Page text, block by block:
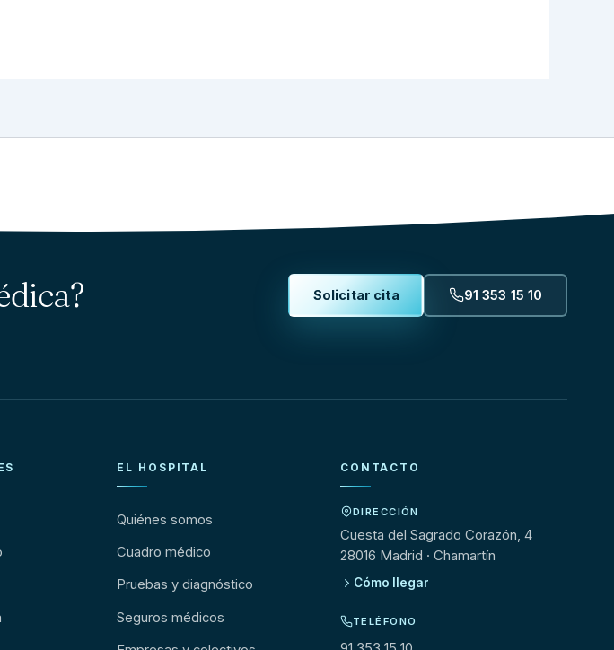
Solicitar cita 91 353 15 10
EL HOSPITAL
Quiénes somos
Cuadro médico
Pruebas y diagnóstico
Seguros médicos
CONTACTO
DIRECCIÓN
Cuesta del Sagrado Corazón, 4
28016 Madrid · Chamartín
Cómo llegar
TELÉFONO